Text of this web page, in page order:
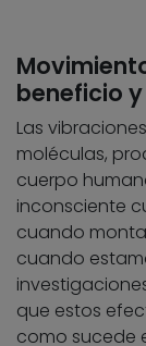
beneficio
Las
moléculas,
cuerpo
inconsciente
cuando
cuando
que estos
como sucede